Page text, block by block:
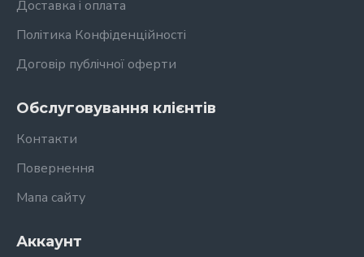
Доставка і оплата
Політика Конфіденційності
Договір публічної оферти
Обслуговування клієнтів
Контакти
Повернення
Мапа сайту
Аккаунт